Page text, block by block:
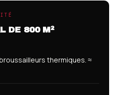
DE 800 M²
thermiques. ≈